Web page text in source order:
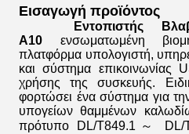
Εισαγωγή προϊόντος
Εντοπιστής
A10
ενσωματωμένη
πλατφόρμα υπολογιστή,
και σύστημα επικοινωνίας
χρήσης της συσκευής.
φορτώσει ένα σύστημα για
υπογείων θαμμένων
πρότυπο DL/T849.1～ DL/